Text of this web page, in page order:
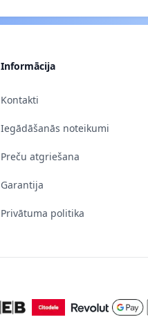
Informācija
Kontakti
Iegādāšanās noteikumi
Preču atgriešana
Garantija
Privātuma politika